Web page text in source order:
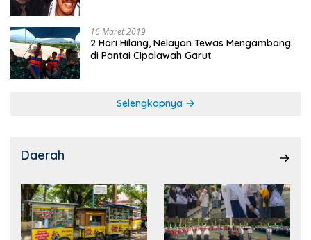
16 Maret 2019
2 Hari Hilang, Nelayan Tewas Mengambang
di Pantai Cipalawah Garut
Selengkapnya
Daerah